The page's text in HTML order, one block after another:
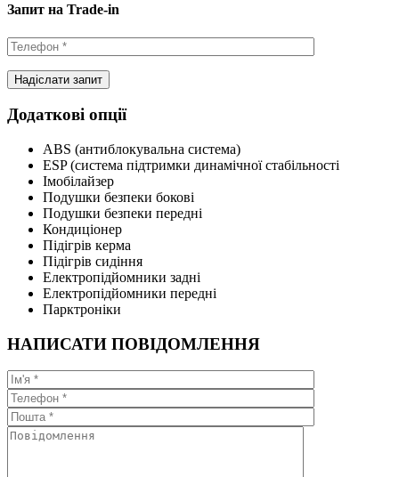
Запит на Trade-in
Додаткові опції
ABS (антиблокувальна система)
ESP (система підтримки динамічної стабільності
Імобілайзер
Подушки безпеки бокові
Подушки безпеки передні
Кондиціонер
Підігрів керма
Підігрів сидіння
Електропідйомники задні
Електропідйомники передні
Парктроніки
НАПИСАТИ ПОВІДОМЛЕННЯ